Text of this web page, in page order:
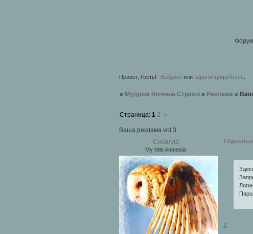
Форум
Привет, Гость! Войдите или зарегистрируйтесь.
» Мудрые Ночные Стражи » Реклама »
Ваша реклама vol.3
Страница: 1 2 »
Сибилла
My little Amnesia
0